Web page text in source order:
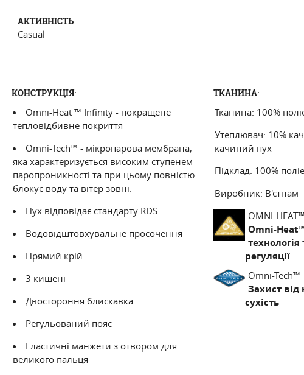
АКТИВНIСТЬ
Casual
КОНСТРУКЦІЯ:
Omni-Heat ™ Infinity - покращене
тепловідбивне покриття
Omni-Tech™ - мікропарова мембрана,
яка характеризується високим ступенем
паропроникності та при цьому повністю
блокує воду та вітер зовні.
Пух відповідає стандарту RDS.
Водовідштовхувальне просочення
Прямий крій
3 кишені
Двостороння блискавка
Регульований пояс
Еластичні манжети з отвором для
великого пальця
ТКАНИНА:
Тканина: 100%
Утеплювач: 10%
качиний пух
Підклад: 100%
Виробник: В'єтнам
OMNI-
Omni-
регуляції
Omni-Tech™
Захист від
сухість
OMNI-TECH™
ЗАХИСТ ВІД НЕГОДИ: КОМФОРТ І
Omni-Tech - водонепроникна мембрана, яка
відводить випаровування